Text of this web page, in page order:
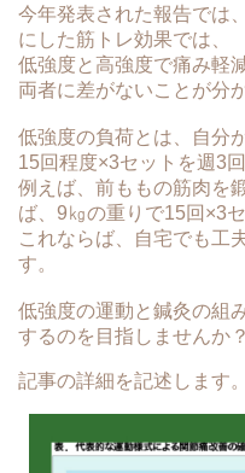
今年発表された報告では
にした筋トレ効果では、
低強度と高強度で痛み軽
両者に差がないことが分
低強度の負荷とは、自分
15回程度×3セットを週3
例えば、前ももの筋肉を
ば、9㎏の重りで15回×3
これならば、自宅でも工
す。
低強度の運動と鍼灸の組
するのを目指しませんか
記事の詳細を記述します。